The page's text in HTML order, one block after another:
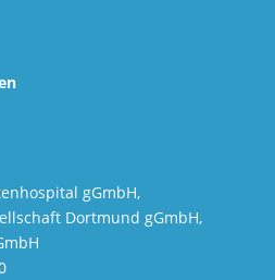
gGmbH,
Dortmund gGmbH,